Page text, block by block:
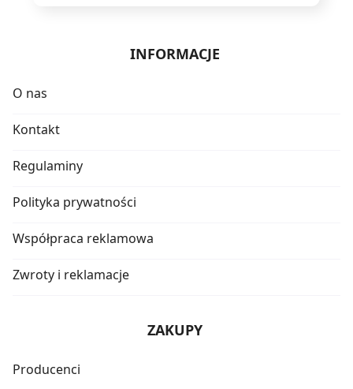
INFORMACJE
O nas
Kontakt
Regulaminy
Polityka prywatności
Współpraca reklamowa
Zwroty i reklamacje
ZAKUPY
Producenci